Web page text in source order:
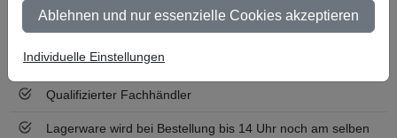
Ab 300 € Nettowarenwert versandkostenfrei (innerhalb
Zertifiziert nach ISO 9001
Qualifizierter Fachhändler
Lagerware wird bei Bestellung bis 14 Uhr noch am selben
Ablehnen und nur essenzielle Cookies akzeptieren
Individuelle Einstellungen